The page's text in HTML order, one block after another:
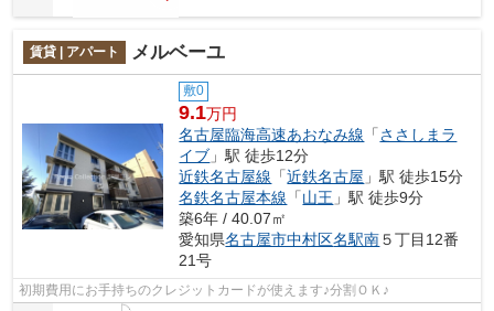
賃貸 | アパート メルベーユ
敷0
9.1万円
名古屋臨海高速あおなみ線 「ささしまラ
イブ 」駅 徒歩12分
近鉄名古屋線 「近鉄名古屋 」駅 徒歩15分
名鉄名古屋本線 「山王 」駅 徒歩9分
築6年 / 40.07㎡
愛知県名古屋市中村区名駅南５丁目12番
21号
初期費用にお手持ちのクレジットカードが使えます♪分割ＯＫ♪